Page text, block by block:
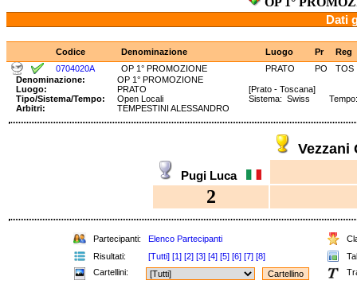
Dati
Codice Denominazione Luogo Pr
Reg
0704020A
OP 1° PROMOZIONE PRATO PO
TOS
Denominazione:
OP 1° PROMOZIONE
Luogo:
PRATO
[Prato - Toscana]
Tipo/Sistema/Tempo:
Open Locali
Sistema: Swiss Tempo:
Arbitri:
TEMPESTINI ALESSANDRO
Pugi Luca
2
Partecipanti: Elenco Partecipanti
Risultati:
[Tutti] [1] [2] [3] [4] [5] [6] [7] [8]
Cartellini: